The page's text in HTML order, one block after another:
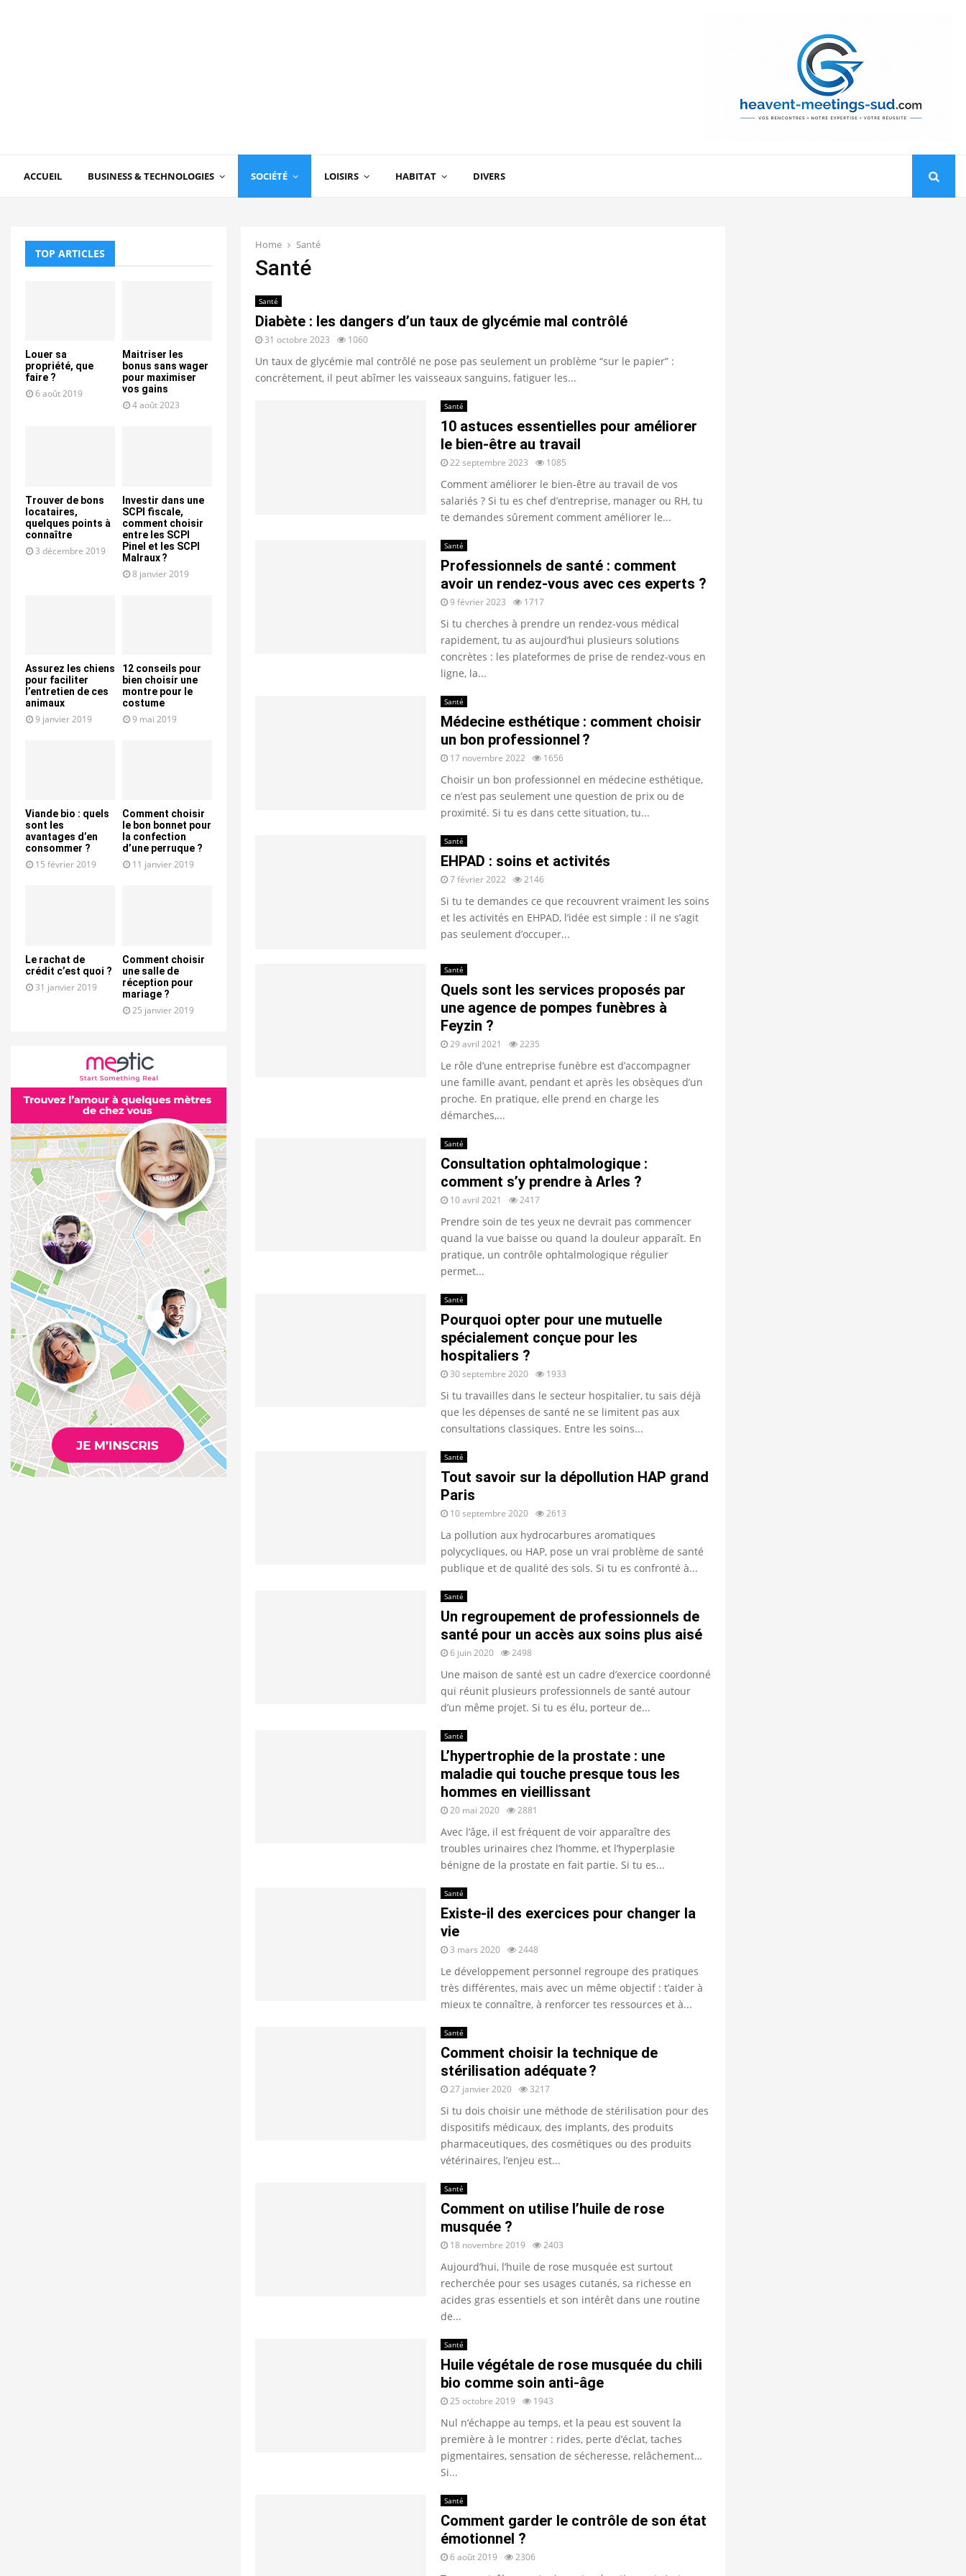
ACCUEIL BUSINESS & TECHNOLOGIES SOCIÉTÉ LOISIRS HABITAT DIVERS
Home Santé
Santé
Santé
Diabète : les dangers d’un taux de glycémie mal contrôlé
31 octobre 2023 1060
Un taux de glycémie mal contrôlé ne pose pas seulement un problème “sur le papier” :
concrètement, il peut abîmer les vaisseaux sanguins, fatiguer les...
Santé
10 astuces essentielles pour améliorer
le bien-être au travail
22 septembre 2023 1085
Comment améliorer le bien-être au travail de vos
salariés ? Si tu es chef d’entreprise, manager ou RH, tu
te demandes sûrement comment améliorer le...
Santé
Professionnels de santé : comment
avoir un rendez-vous avec ces experts ?
9 février 2023 1717
Si tu cherches à prendre un rendez-vous médical
rapidement, tu as aujourd’hui plusieurs solutions
concrètes : les plateformes de prise de rendez-vous en
ligne, la...
Santé
Médecine esthétique : comment choisir
un bon professionnel ?
17 novembre 2022 1656
Choisir un bon professionnel en médecine esthétique,
ce n’est pas seulement une question de prix ou de
proximité. Si tu es dans cette situation, tu...
Santé
EHPAD : soins et activités
7 février 2022 2146
Si tu te demandes ce que recouvrent vraiment les soins
et les activités en EHPAD, l’idée est simple : il ne s’agit
pas seulement d’occuper...
Santé
Quels sont les services proposés par
une agence de pompes funèbres à
Feyzin ?
29 avril 2021 2235
Le rôle d’une entreprise funèbre est d’accompagner
une famille avant, pendant et après les obsèques d’un
proche. En pratique, elle prend en charge les
démarches,...
Santé
Consultation ophtalmologique :
comment s’y prendre à Arles ?
10 avril 2021 2417
Prendre soin de tes yeux ne devrait pas commencer
quand la vue baisse ou quand la douleur apparaît. En
pratique, un contrôle ophtalmologique régulier
permet...
Santé
Pourquoi opter pour une mutuelle
spécialement conçue pour les
hospitaliers ?
30 septembre 2020 1933
Si tu travailles dans le secteur hospitalier, tu sais déjà
que les dépenses de santé ne se limitent pas aux
consultations classiques. Entre les soins...
Santé
Tout savoir sur la dépollution HAP grand
Paris
10 septembre 2020 2613
La pollution aux hydrocarbures aromatiques
polycycliques, ou HAP, pose un vrai problème de santé
publique et de qualité des sols. Si tu es confronté à...
Santé
Un regroupement de professionnels de
santé pour un accès aux soins plus aisé
6 juin 2020 2498
Une maison de santé est un cadre d’exercice coordonné
qui réunit plusieurs professionnels de santé autour
d’un même projet. Si tu es élu, porteur de...
Santé
L’hypertrophie de la prostate : une
maladie qui touche presque tous les
hommes en vieillissant
20 mai 2020 2881
Avec l’âge, il est fréquent de voir apparaître des
troubles urinaires chez l’homme, et l’hyperplasie
bénigne de la prostate en fait partie. Si tu es...
Santé
Existe-il des exercices pour changer la
vie
3 mars 2020 2448
Le développement personnel regroupe des pratiques
très différentes, mais avec un même objectif : t’aider à
mieux te connaître, à renforcer tes ressources et à...
Santé
Comment choisir la technique de
stérilisation adéquate ?
27 janvier 2020 3217
Si tu dois choisir une méthode de stérilisation pour des
dispositifs médicaux, des implants, des produits
pharmaceutiques, des cosmétiques ou des produits
vétérinaires, l’enjeu est...
Santé
Comment on utilise l’huile de rose
musquée ?
18 novembre 2019 2403
Aujourd’hui, l’huile de rose musquée est surtout
recherchée pour ses usages cutanés, sa richesse en
acides gras essentiels et son intérêt dans une routine
de...
Santé
Huile végétale de rose musquée du chili
bio comme soin anti-âge
25 octobre 2019 1943
Nul n’échappe au temps, et la peau est souvent la
première à le montrer : rides, perte d’éclat, taches
pigmentaires, sensation de sécheresse, relâchement…
Si...
Santé
Comment garder le contrôle de son état
émotionnel ?
6 août 2019 2306
TOP ARTICLES
Louer sa
propriété, que
faire ?
6 août 2019
Maitriser les
bonus sans wager
pour maximiser
vos gains
4 août 2023
Trouver de bons
locataires,
quelques points à
connaître
3 décembre 2019
Investir dans une
SCPI fiscale,
comment choisir
entre les SCPI
Pinel et les SCPI
Malraux ?
8 janvier 2019
Assurez les chiens
pour faciliter
l’entretien de ces
animaux
9 janvier 2019
12 conseils pour
bien choisir une
montre pour le
costume
9 mai 2019
Viande bio : quels
sont les
avantages d’en
consommer ?
15 février 2019
Comment choisir
le bon bonnet pour
la confection
d’une perruque ?
11 janvier 2019
Le rachat de
crédit c’est quoi ?
31 janvier 2019
Comment choisir
une salle de
réception pour
mariage ?
25 janvier 2019